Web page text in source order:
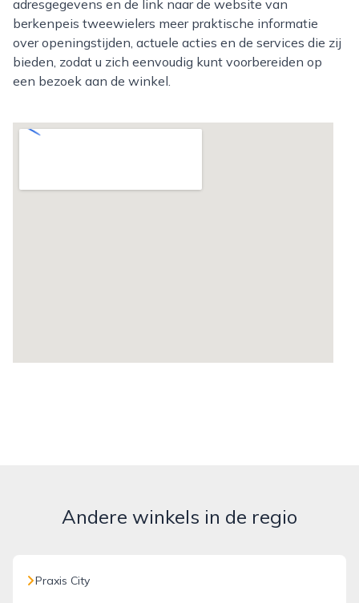
adresgegevens en de link naar de website van
berkenpeis tweewielers meer praktische informatie
over openingstijden, actuele acties en de services die zij
bieden, zodat u zich eenvoudig kunt voorbereiden op
een bezoek aan de winkel.
Andere winkels in de regio
Praxis City